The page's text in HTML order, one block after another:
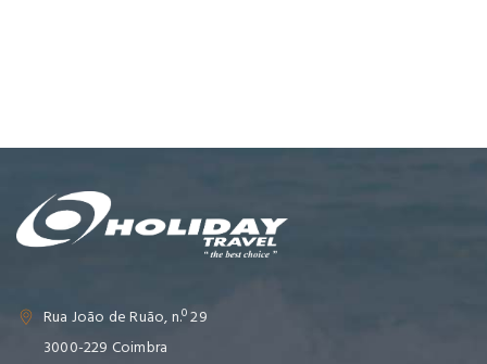
Rua João de Ruão, n.º 29
3000-229 Coimbra